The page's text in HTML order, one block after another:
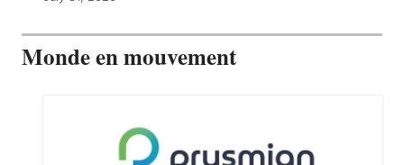
Monde en mouvement